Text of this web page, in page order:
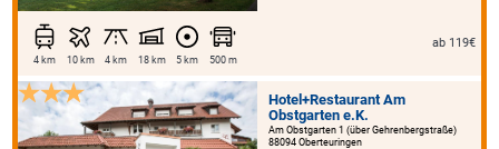
4 km 10 km 4 km 18 km 5 km 500 m
ab 119€
Hotel+Restaurant Am
Obstgarten e.K.
Am Obstgarten 1 (über Gehrenbergstraße)
88094 Oberteuringen